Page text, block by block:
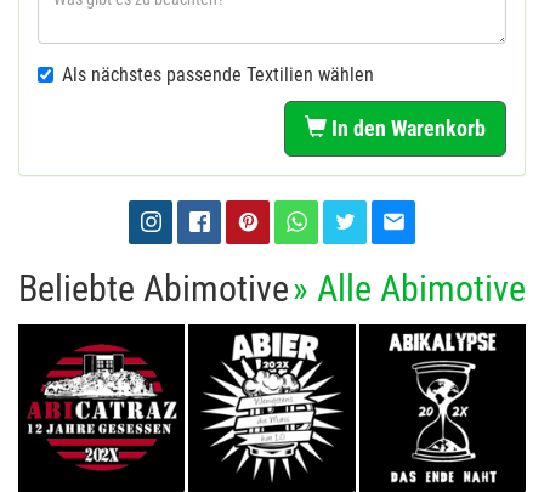
Als nächstes passende Textilien wählen
In den Warenkorb
Beliebte Abimotive» Alle Abimotive